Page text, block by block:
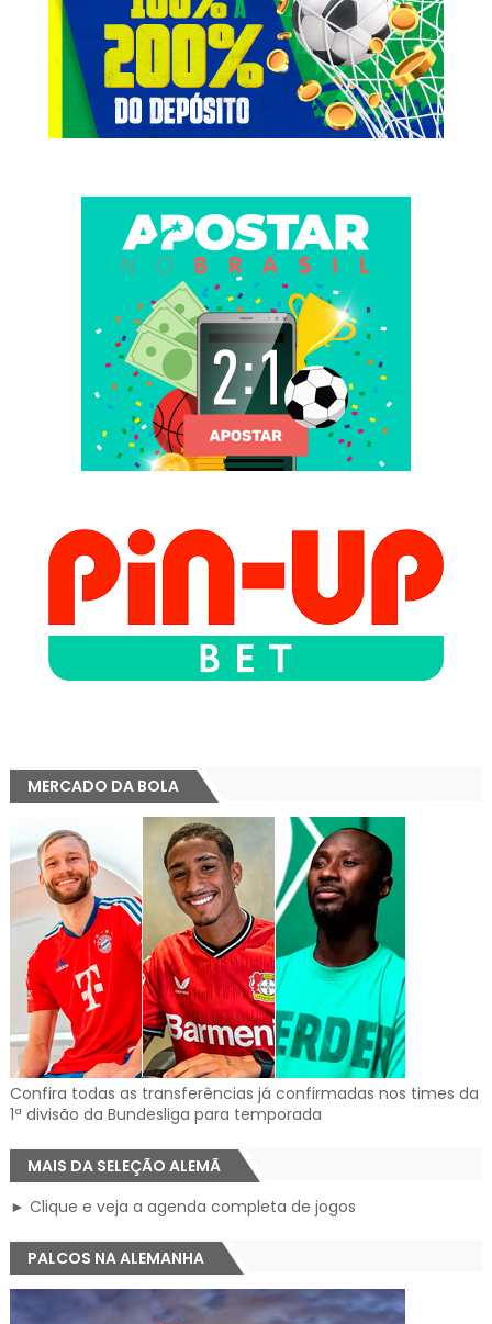
MERCADO DA BOLA
Confira todas as transferências já confirmadas nos times da
1ª divisão da Bundesliga para temporada
MAIS DA SELEÇÃO ALEMÃ
► Clique e veja a agenda completa de jogos
PALCOS NA ALEMANHA